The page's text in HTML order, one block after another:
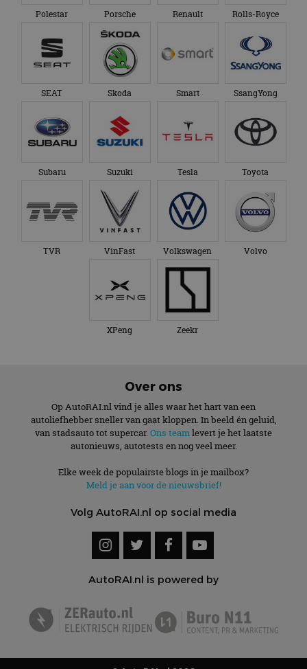
Polestar Porsche Renault Rolls-Royce
SEAT Skoda Smart SsangYong
Subaru Suzuki Tesla Toyota
TVR VinFast Volkswagen Volvo
XPeng Zeekr
Over ons
Op AutoRAI.nl vind je alles waar het hart van een
autoliefhebber sneller van gaat kloppen. In beeld én geluid,
van stadsauto tot supercar. Ons teamlevert je het laatste
autonieuws, autotests en nog veel meer.
Elke week de populairste blogs in je mailbox?
Meld je aan voor de nieuwsbrief!
Volg AutoRAI.nl op social media
AutoRAI.nl is powered by